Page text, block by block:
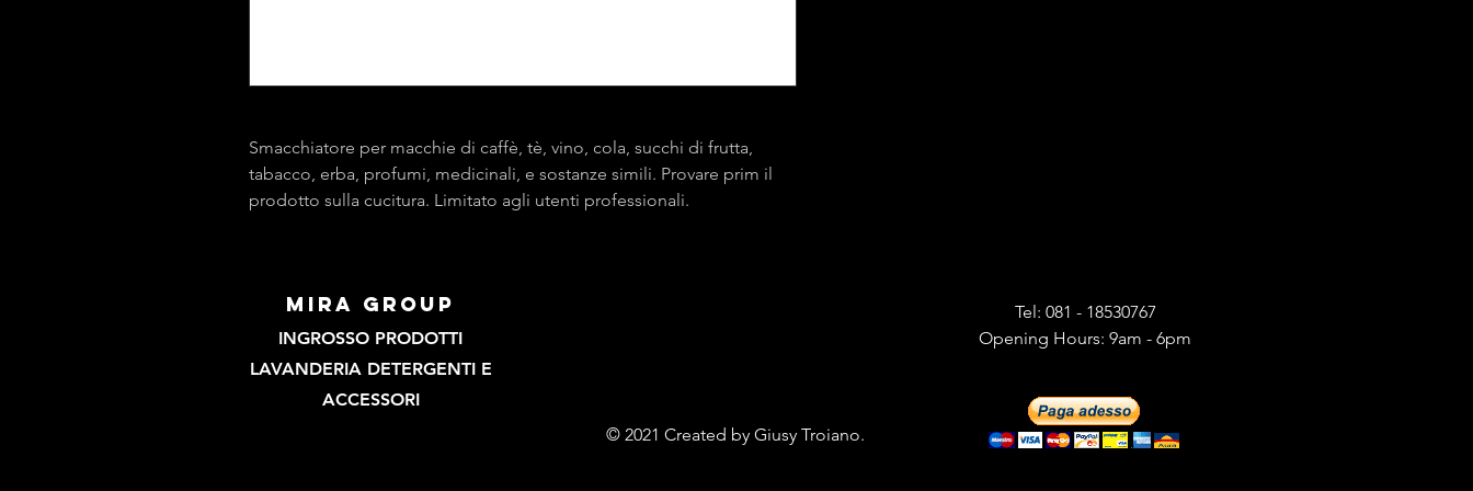
Smacchiatore per macchie di caffè, tè, vino, cola, succhi di frutta,
tabacco, erba, profumi, medicinali, e sostanze simili. Provare prim il
prodotto sulla cucitura. Limitato agli utenti professionali.
mira group
INGROSSO PRODOTTI
LAVANDERIA DETERGENTI E
ACCESSORI
Tel: 081 - 18530767
Opening Hours: 9am - 6pm
© 2021 Created by Giusy Troiano.